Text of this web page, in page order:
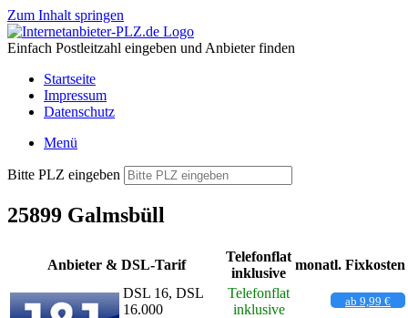
Zum Inhalt springen
Einfach Postleitzahl eingeben und Anbieter finden
Startseite
Impressum
Datenschutz
Menü
Bitte PLZ eingeben
25899 Galmsbüll
Anbieter & DSL-Tarif
Telefonflat
inklusive
monatl. Fixkosten
DSL 16, DSL
16.000
Telefonflat
inklusive
ab 9,99 €